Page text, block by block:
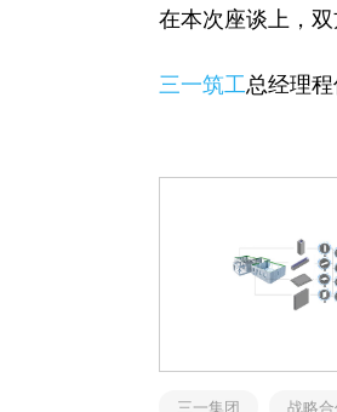
在本次座谈上，
三一筑工总经理
三一集团 战略